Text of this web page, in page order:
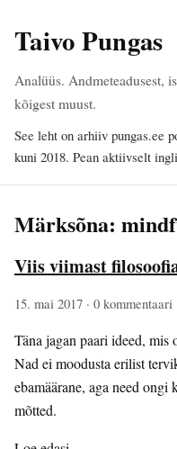
Taivo Pungas
Analüüs. Andmeteadusest,
kõigest muust.
See leht on arhiiv pungas.ee
kuni 2018. Pean aktiivselt
Märksõna:
Viis viimast
15. mai 2017 · 0 kommentaari
Täna jagan paari ideed,
Nad ei moodusta erilist
ebamäärane, aga need
mõtted.